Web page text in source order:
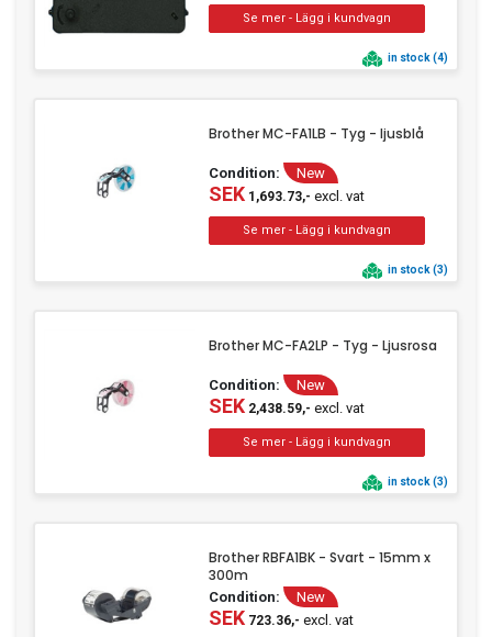
in stock (4)
Brother MC-FA1LB - Tyg - ljusblå
Condition: New
SEK1,693.73,- excl. vat
in stock (3)
Brother MC-FA2LP - Tyg - Ljusrosa
Condition: New
SEK2,438.59,- excl. vat
in stock (3)
Brother RBFA1BK - Svart - 15mm x
300m
Condition: New
SEK723.36,- excl. vat